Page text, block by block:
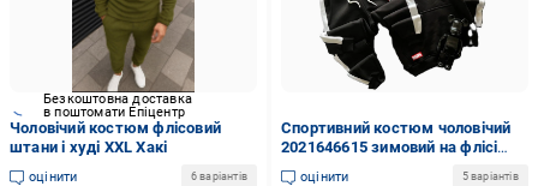
Безкоштовна доставка
в поштомати Епіцентр
Чоловічий костюм флісовий
штани і худі XXL Хакі
оцінити 6 варіантів
Спортивний костюм чоловічий
2021646615 зимовий на флісі
2XL Чорний (2021646615/4)
оцінити 5 варіантів